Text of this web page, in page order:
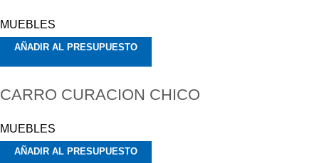
MUEBLES
AÑADIR AL PRESUPUESTO
CARRO CURACION CHICO
MUEBLES
AÑADIR AL PRESUPUESTO